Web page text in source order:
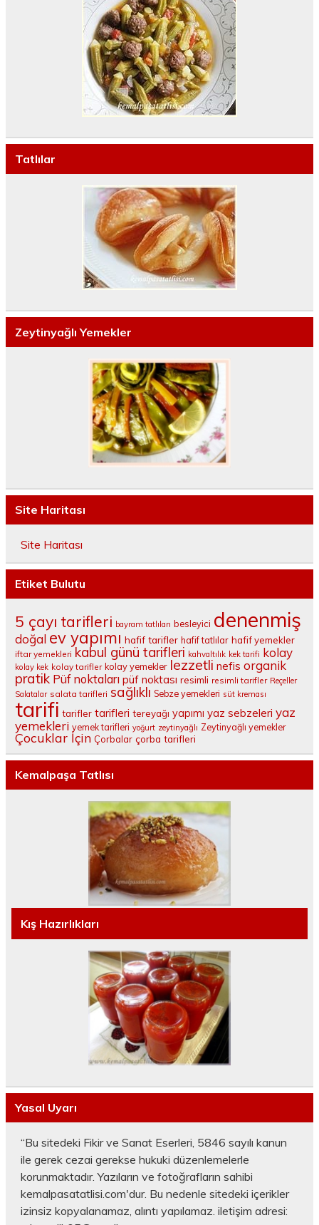
Tatlılar
Zeytinyağlı Yemekler
Site Haritası
Site Haritası
Etiket Bulutu
5 çayı tarifleri bayram tatlıları besleyici denenmiş
doğal ev yapımı hafif tarifler hafif tatlılar hafif yemekler
iftar yemekleri kabul günü tarifleri kahvaltılık kek tarifi kolay
kolay kek kolay tarifler kolay yemekler lezzetli nefis organik
pratik Püf noktaları püf noktası resimli resimli tarifler Reçeller
Salatalar salata tarifleri sağlıklı Sebze yemekleri süt kreması
tarifi tarifler tarifleri tereyağı yapımı yaz sebzeleri yaz
yemekleri yemek tarifleri yoğurt zeytinyağlı Zeytinyağlı yemekler
Çocuklar İçin Çorbalar çorba tarifleri
Kemalpaşa Tatlısı
Kış Hazırlıkları
Yasal Uyarı
“Bu sitedeki Fikir ve Sanat Eserleri, 5846 sayılı kanun
ile gerek cezai gerekse hukuki düzenlemelerle
korunmaktadır. Yazıların ve fotoğrafların sahibi
kemalpasatatlisi.com'dur. Bu nedenle sitedeki içerikler
izinsiz kopyalanamaz, alıntı yapılamaz. iletişim adresi: